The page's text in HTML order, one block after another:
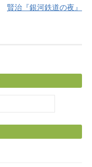
賢治『銀河鉄道の夜』